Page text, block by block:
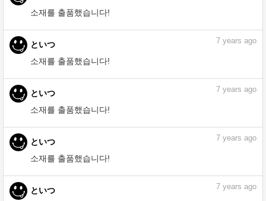
소재를 출품했습니다!
といつ
소재를 출품했습니다!
7 years ago
といつ
소재를 출품했습니다!
7 years ago
といつ
소재를 출품했습니다!
7 years ago
といつ
7 years ago